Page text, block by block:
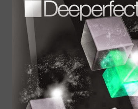
questo caso i temi sono tre
colori invece sono solo due (Blue,
classici per i jeans. I nuovi bracciali
in rocchetti in legno perfetti anche
propria, non solo per i negozi. A
Denim e Lux sono disponibili nei
shop.too2late.com a 19 euro. PHOTO
(cli...